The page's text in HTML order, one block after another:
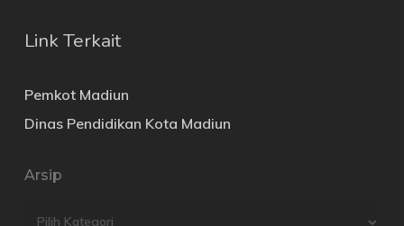
Link Terkait
Pemkot Madiun
Dinas Pendidikan Kota Madiun
Arsip
Arsip